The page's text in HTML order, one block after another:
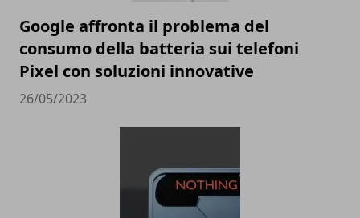
Google affronta il problema del
consumo della batteria sui telefoni
Pixel con soluzioni innovative
26/05/2023